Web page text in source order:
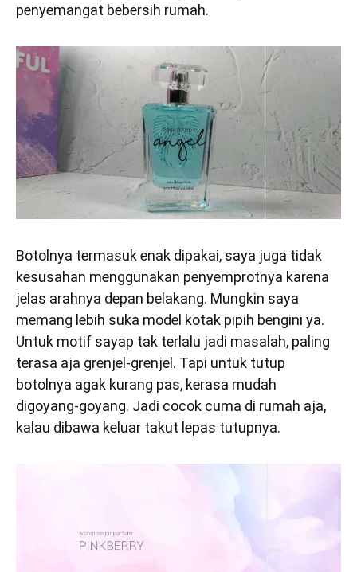
penyemangat bebersih rumah.
Botolnya termasuk enak dipakai, saya juga tidak
kesusahan menggunakan penyemprotnya karena
jelas arahnya depan belakang. Mungkin saya
memang lebih suka model kotak pipih bengini ya.
Untuk motif sayap tak terlalu jadi masalah, paling
terasa aja grenjel-grenjel. Tapi untuk tutup
botolnya agak kurang pas, kerasa mudah
digoyang-goyang. Jadi cocok cuma di rumah aja,
kalau dibawa keluar takut lepas tutupnya.